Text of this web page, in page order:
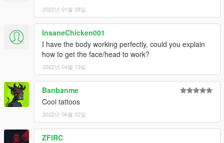
2022년 01월 28일
InsaneChicken001
I have the body working perfectly, could you explain
how to get the face/head to work?
2022년 04월 13일
Banbanme
Cool tattoos
2022년 06월 02일
ZFIRC